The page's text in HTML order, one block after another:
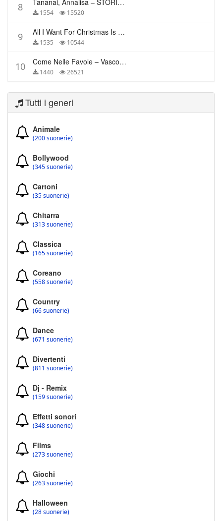
8 Tananai, Annalisa – STORIE BREVI
1554 15520
9 All I Want For Christmas Is You – Mariah Carey
1535 10544
10 Come Nelle Favole – Vasco Rossi
1440 26521
Tutti i generi
Animale
(200 suonerie)
Bollywood
(345 suonerie)
Cartoni
(35 suonerie)
Chitarra
(313 suonerie)
Classica
(165 suonerie)
Coreano
(558 suonerie)
Country
(66 suonerie)
Dance
(671 suonerie)
Divertenti
(811 suonerie)
Dj - Remix
(159 suonerie)
Effetti sonori
(348 suonerie)
Films
(273 suonerie)
Giochi
(263 suonerie)
Halloween
(28 suonerie)